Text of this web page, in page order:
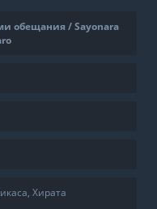
обещания / Sayonara
Хирата